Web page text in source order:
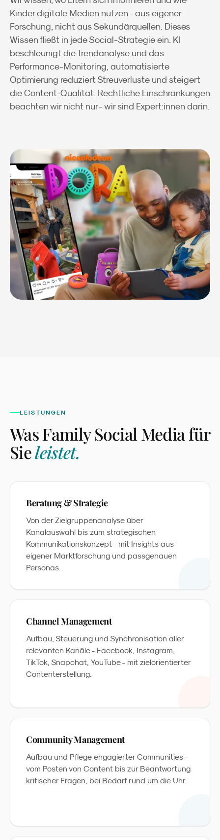
Kinder digitale Medien nutzen - aus eigener
Forschung, nicht aus Sekundärquellen. Dieses
Wissen fließt in jede Social-Strategie ein. KI
beschleunigt die Trendanalyse und das
Performance-Monitoring, automatisierte
Optimierung reduziert Streuverluste und steigert
die Content-Qualität. Rechtliche Einschränkungen
beachten wir nicht nur - wir sind Expert:innen darin.
LEISTUNGEN
WasFamily Social Mediafür
Sieleistet.
Beratung & Strategie
Von der Zielgruppenanalyse über
Kanalauswahl bis zum strategischen
Kommunikationskonzept - mit Insights aus
eigener Marktforschung und passgenauen
Personas.
Channel Management
Aufbau, Steuerung und Synchronisation aller
relevanten Kanäle - Facebook, Instagram,
TikTok, Snapchat, YouTube - mit zielorientierter
Contenterstellung.
Community Management
Aufbau und Pflege engagierter Communities -
vom Posten von Content bis zur Beantwortung
kritischer Fragen, bei Bedarf rund um die Uhr.